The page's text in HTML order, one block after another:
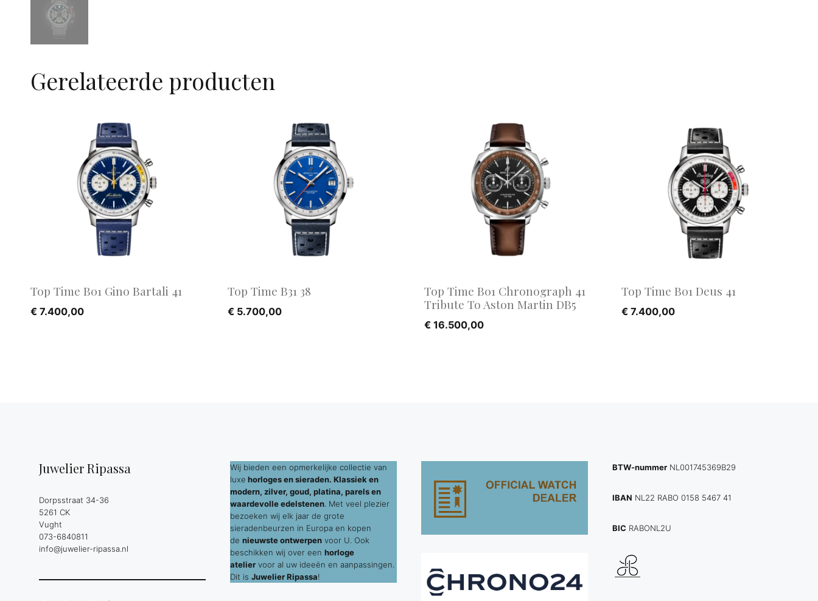
Gerelateerde producten
Top Time B01 Gino Bartali 41
€ 7.400,00
Top Time B31 38
€ 5.700,00
Top Time B01 Chronograph 41
Tribute To Aston Martin DB5
€ 16.500,00
Top Time B01 Deus 41
€ 7.400,00
Juwelier Ripassa
Dorpsstraat 34-36
5261 CK
Vught
073-6840811
info@juwelier-ripassa.nl
Wij bieden een opmerkelijke collectie van
luxe horloges en sieraden. Klassiek en
modern, zilver, goud, platina, parels en
waardevolle edelstenen. Met veel plezier
bezoeken wij elk jaar de grote
sieradenbeurzen in Europa en kopen
de nieuwste ontwerpen voor U. Ook
beschikken wij over een horloge
atelier voor al uw ideeën en aanpassingen.
Dit is Juwelier Ripassa!
BTW-nummer NL001745369B29
IBAN NL22 RABO 0158 5467 41
BIC RABONL2U